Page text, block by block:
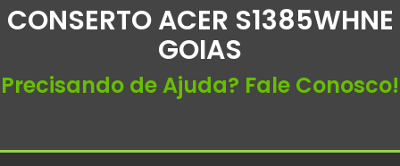
CONSERTO ACER S1385WHNE
GOIAS
Precisando de Ajuda? Fale Conosco!